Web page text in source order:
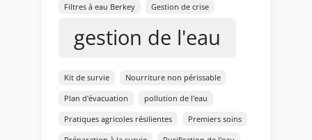
Filtres à eau Berkey Gestion de crise
gestion de l'eau
Kit de survie Nourriture non périssable
Plan d'évacuation pollution de l'eau
Pratiques agricoles résilientes Premiers soins